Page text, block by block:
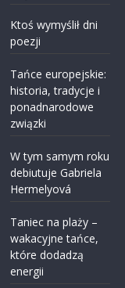
Ktoś wymyślił dni
poezji
Tańce europejskie:
historia, tradycje i
ponadnarodowe
związki
W tym samym roku
debiutuje Gabriela
Hermelyová
Taniec na plaży –
wakacyjne tańce,
które dodadzą
energii